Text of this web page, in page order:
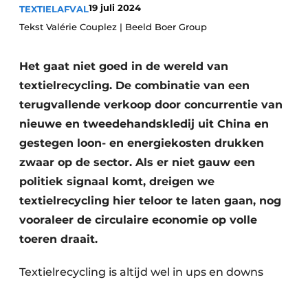
Video’s
Kranen
Recyclinginstallaties
Detectieapparatuur
Stofbeheersing
Uitrustingsstukken
Shredders
Transportbanden
TEXTIELAFVAL19 juli 2024
Tekst Valérie Couplez | Beeld Boer Group
Het gaat niet goed in de wereld van
textielrecycling. De combinatie van een
terugvallende verkoop door concurrentie van
nieuwe en tweedehandskledij uit China en
gestegen loon- en energiekosten drukken
zwaar op de sector. Als er niet gauw een
politiek signaal komt, dreigen we
textielrecycling hier teloor te laten gaan, nog
vooraleer de circulaire economie op volle
toeren draait.
Textielrecycling is altijd wel in ups en downs